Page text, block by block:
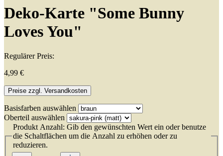
Deko-Karte "Some Bunny
Loves You"
Regulärer Preis:
4,99 €
Preise zzgl. Versandkosten
Basisfarben auswählen
Oberteil auswählen
Produkt Anzahl: Gib den gewünschten Wert ein oder benutze
die Schaltflächen um die Anzahl zu erhöhen oder zu
reduzieren.